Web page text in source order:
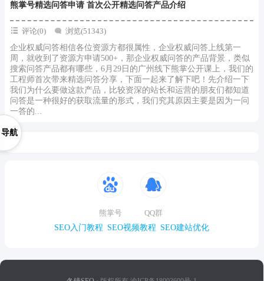
熊掌号精选问答申请 首次公开精选问答产品介绍
评论(0)
浏览(51343)
企业权威问答相信各位资源方都很属性，企业权威问答上线第一
周，就收到了资源方申请500+，那企业权威问答的产品背景，类似
搜索问答产品都有哪些，6月29日的广州线下熊掌公开课上，我们的
工程师首次带来精选问答分享，下面一起来了解下吧！先介绍一下
我们为什么要做这款产品，比较资深的站长和运营的朋友们都知道
问答是一种很好的获取流量的形式，我们究其原因主要是因为一问
一答的...
熊掌号
QQ群
SEO入门教程 SEO视频教程 SEO建站优化
航